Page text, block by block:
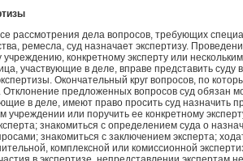
рассмотрения дела вопросов, требующих
ремесла, суд назначает экспертизу.
конкретному эксперту или
участвующие в деле, вправе представить
Окончательный круг вопросов, по
Отклонение предложенных вопросов суд обязан
в деле, имеют право просить суд назначить
учреждении или поручить ее конкретному
знакомиться с определением суда о
знакомиться с заключением эксперта;
комплексной или комиссионной